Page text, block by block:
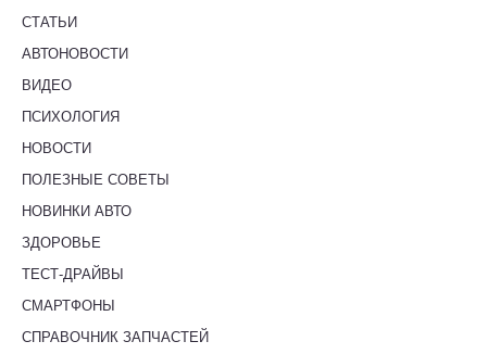
СТАТЬИ
АВТОНОВОСТИ
ВИДЕО
ПСИХОЛОГИЯ
НОВОСТИ
ПОЛЕЗНЫЕ СОВЕТЫ
НОВИНКИ АВТО
ЗДОРОВЬЕ
ТЕСТ-ДРАЙВЫ
СМАРТФОНЫ
СПРАВОЧНИК ЗАПЧАСТЕЙ